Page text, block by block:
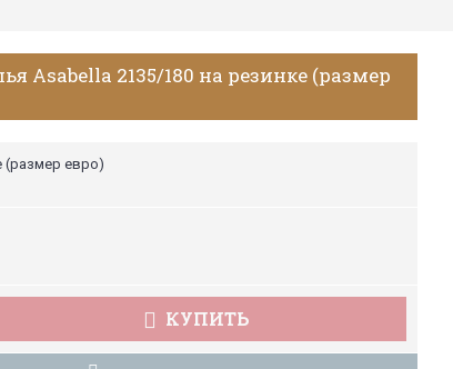
Asabella 2135/180 на резинке (размер
(размер евро)
КУПИТЬ